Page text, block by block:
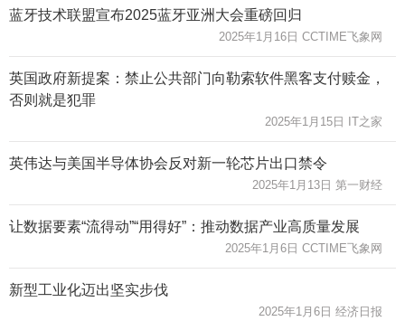
蓝牙技术联盟宣布2025蓝牙亚洲大会重磅回归
2025年1月16日 CCTIME飞象网
英国政府新提案：禁止公共部门向勒索软件黑客支付赎金，
否则就是犯罪
2025年1月15日 IT之家
英伟达与美国半导体协会反对新一轮芯片出口禁令
2025年1月13日 第一财经
让数据要素“流得动”“用得好”：推动数据产业高质量发展
2025年1月6日 CCTIME飞象网
新型工业化迈出坚实步伐
2025年1月6日 经济日报